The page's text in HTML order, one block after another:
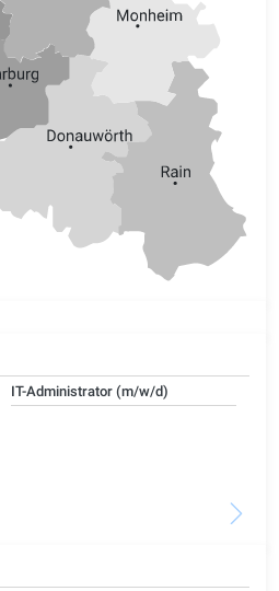
IT-Administrator (m/w/d)